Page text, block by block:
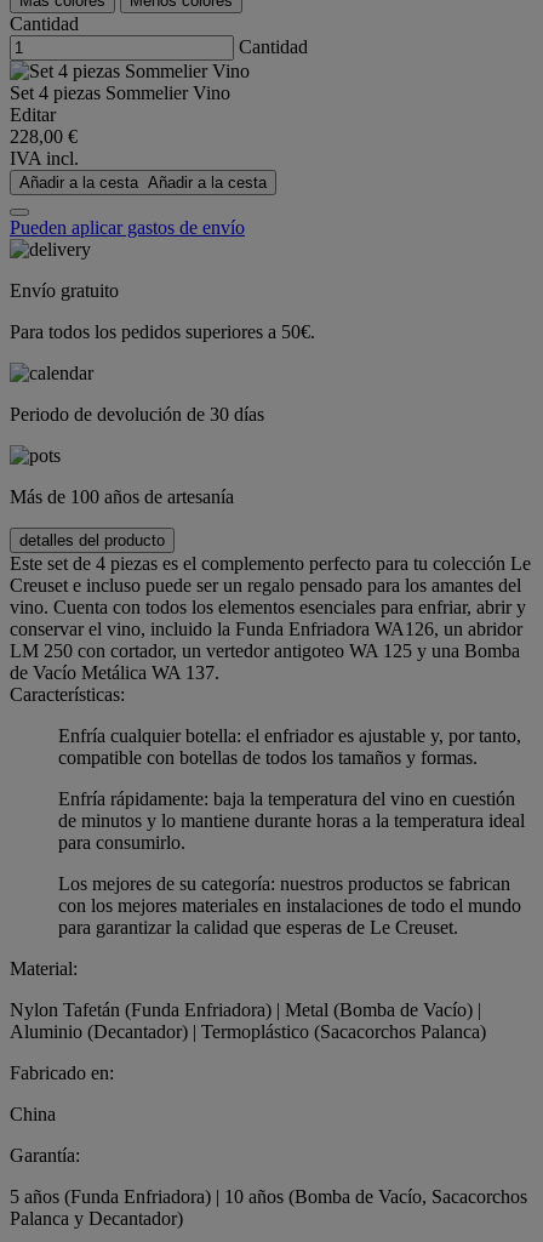
Cantidad
Cantidad
Set 4 piezas Sommelier Vino
Editar
228,00 €
IVA incl.
Añadir a la cesta Añadir a la cesta
Pueden aplicar gastos de envío
Envío gratuito
Para todos los pedidos superiores a 50€.
Periodo de devolución de 30 días
Más de 100 años de artesanía
detalles del producto
Este set de 4 piezas es el complemento perfecto para tu colección Le
Creuset e incluso puede ser un regalo pensado para los amantes del
vino. Cuenta con todos los elementos esenciales para enfriar, abrir y
conservar el vino, incluido la Funda Enfriadora WA126, un abridor
LM 250 con cortador, un vertedor antigoteo WA 125 y una Bomba
de Vacío Metálica WA 137.
Características:
Enfría cualquier botella: el enfriador es ajustable y, por tanto,
compatible con botellas de todos los tamaños y formas.
Enfría rápidamente: baja la temperatura del vino en cuestión
de minutos y lo mantiene durante horas a la temperatura ideal
para consumirlo.
Los mejores de su categoría: nuestros productos se fabrican
con los mejores materiales en instalaciones de todo el mundo
para garantizar la calidad que esperas de Le Creuset.
Material:
Nylon Tafetán (Funda Enfriadora) | Metal (Bomba de Vacío) |
Aluminio (Decantador) | Termoplástico (Sacacorchos Palanca)
Fabricado en:
China
Garantía:
5 años (Funda Enfriadora) | 10 años (Bomba de Vacío, Sacacorchos
Palanca y Decantador)